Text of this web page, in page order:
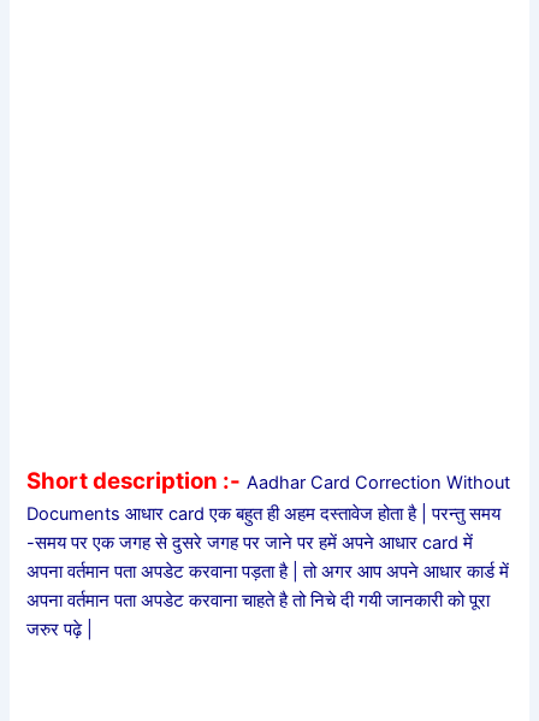
Short description :- Aadhar Card Correction Without
Documents आधार card एक बहुत ही अहम दस्तावेज होता है | परन्तु समय
-समय पर एक जगह से दुसरे जगह पर जाने पर हमें अपने आधार card में
अपना वर्तमान पता अपडेट करवाना पड़ता है | तो अगर आप अपने आधार कार्ड में
अपना वर्तमान पता अपडेट करवाना चाहते है तो निचे दी गयी जानकारी को पूरा
जरुर पढ़े |